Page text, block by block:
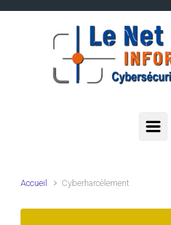
Accueil Cyberharcèlement